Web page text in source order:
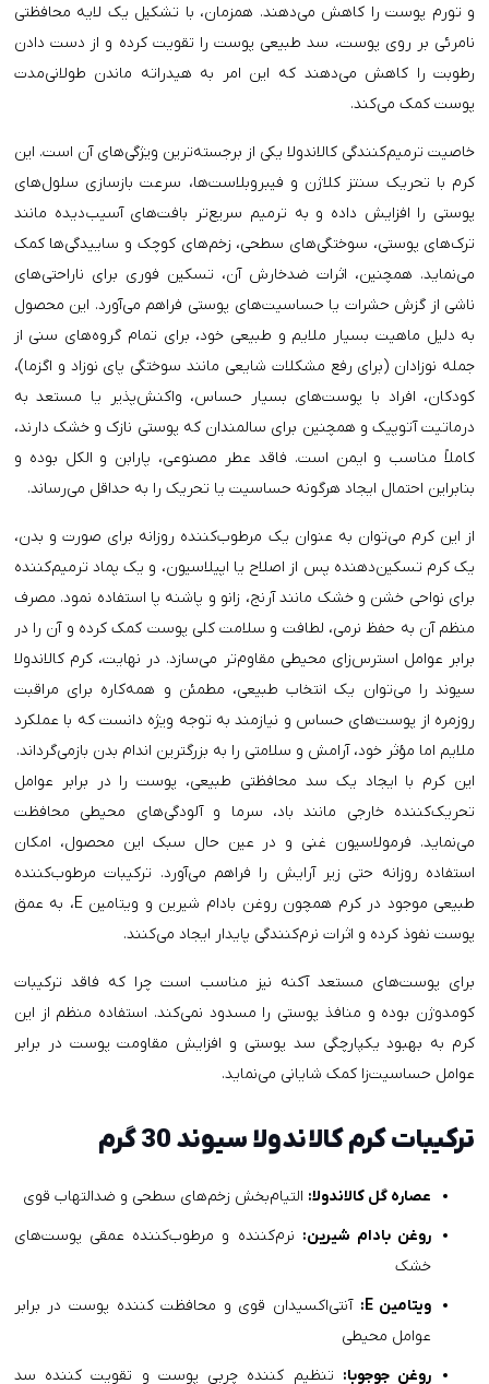
و تورم پوست را کاهش می‌دهند. همزمان، با تشکیل یک لایه محافظتی
نامرئی بر روی پوست، سد طبیعی پوست را تقویت کرده و از دست دادن
رطوبت را کاهش می‌دهند که این امر به هیدراته ماندن طولانی‌مدت
پوست کمک می‌کند.
خاصیت ترمیم‌کنندگی کالاندولا یکی از برجسته‌ترین ویژگی‌های آن است. این
کرم با تحریک سنتز کلاژن و فیبروبلاست‌ها، سرعت بازسازی سلول‌های
پوستی را افزایش داده و به ترمیم سریع‌تر بافت‌های آسیب‌دیده مانند
ترک‌های پوستی، سوختگی‌های سطحی، زخم‌های کوچک و ساییدگی‌ها کمک
می‌نماید. همچنین، اثرات ضدخارش آن، تسکین فوری برای ناراحتی‌های
ناشی از گزش حشرات یا حساسیت‌های پوستی فراهم می‌آورد. این محصول
به دلیل ماهیت بسیار ملایم و طبیعی خود، برای تمام گروه‌های سنی از
جمله نوزادان (برای رفع مشکلات شایعی مانند سوختگی پای نوزاد و اگزما)،
کودکان، افراد با پوست‌های بسیار حساس، واکنش‌پذیر یا مستعد به
درماتیت آتوپیک و همچنین برای سالمندان که پوستی نازک و خشک دارند،
کاملاً مناسب و ایمن است. فاقد عطر مصنوعی، پارابن و الکل بوده و
بنابراین احتمال ایجاد هرگونه حساسیت یا تحریک را به حداقل می‌رساند.
از این کرم می‌توان به عنوان یک مرطوب‌کننده روزانه برای صورت و بدن،
یک کرم تسکین‌دهنده پس از اصلاح یا اپیلاسیون، و یک پماد ترمیم‌کننده
برای نواحی خشن و خشک مانند آرنج، زانو و پاشنه پا استفاده نمود. مصرف
منظم آن به حفظ نرمی، لطافت و سلامت کلی پوست کمک کرده و آن را در
برابر عوامل استرس‌زای محیطی مقاوم‌تر می‌سازد. در نهایت، کرم کالاندولا
سیوند را می‌توان یک انتخاب طبیعی، مطمئن و همه‌کاره برای مراقبت
روزمره از پوست‌های حساس و نیازمند به توجه ویژه دانست که با عملکرد
ملایم اما مؤثر خود، آرامش و سلامتی را به بزرگترین اندام بدن بازمی‌گرداند.
این کرم با ایجاد یک سد محافظتی طبیعی، پوست را در برابر عوامل
تحریک‌کننده خارجی مانند باد، سرما و آلودگی‌های محیطی محافظت
می‌نماید. فرمولاسیون غنی و در عین حال سبک این محصول، امکان
استفاده روزانه حتی زیر آرایش را فراهم می‌آورد. ترکیبات مرطوب‌کننده
طبیعی موجود در کرم همچون روغن بادام شیرین و ویتامین E، به عمق
پوست نفوذ کرده و اثرات نرم‌کنندگی پایدار ایجاد می‌کنند.
برای پوست‌های مستعد آکنه نیز مناسب است چرا که فاقد ترکیبات
کومدوژن بوده و منافذ پوستی را مسدود نمی‌کند. استفاده منظم از این
کرم به بهبود یکپارچگی سد پوستی و افزایش مقاومت پوست در برابر
عوامل حساسیت‌زا کمک شایانی می‌نماید.
ترکیبات کرم کالاندولا سیوند 30 گرم
عصاره گل کالاندولا: التیام‌بخش زخم‌های سطحی و ضدالتهاب قوی
روغن بادام شیرین: نرم‌کننده و مرطوب‌کننده عمقی پوست‌های
خشک
ویتامین E:
آنتی‌اکسیدان قوی و محافظت کننده پوست در برابر
عوامل محیطی
روغن جوجوبا: تنظیم کننده چربی پوست و تقویت کننده سد